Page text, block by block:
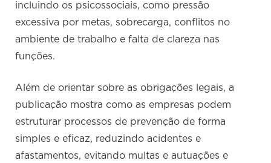
incluindo os psicossociais, como pressão
excessiva por metas, sobrecarga, conflitos no
ambiente de trabalho e falta de clareza nas
funções.
Além de orientar sobre as obrigações legais, a
publicação mostra como as empresas podem
estruturar processos de prevenção de forma
simples e eficaz, reduzindo acidentes e
afastamentos, evitando multas e autuações e